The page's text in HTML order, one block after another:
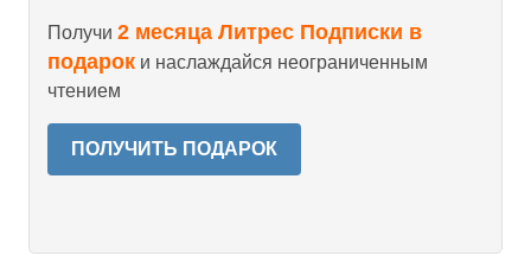
Получи 2 месяца Литрес Подписки в
подарок и наслаждайся неограниченным
чтением
ПОЛУЧИТЬ ПОДАРОК